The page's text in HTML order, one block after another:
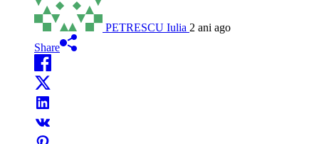
PETRESCU Iulia 2 ani ago
Share